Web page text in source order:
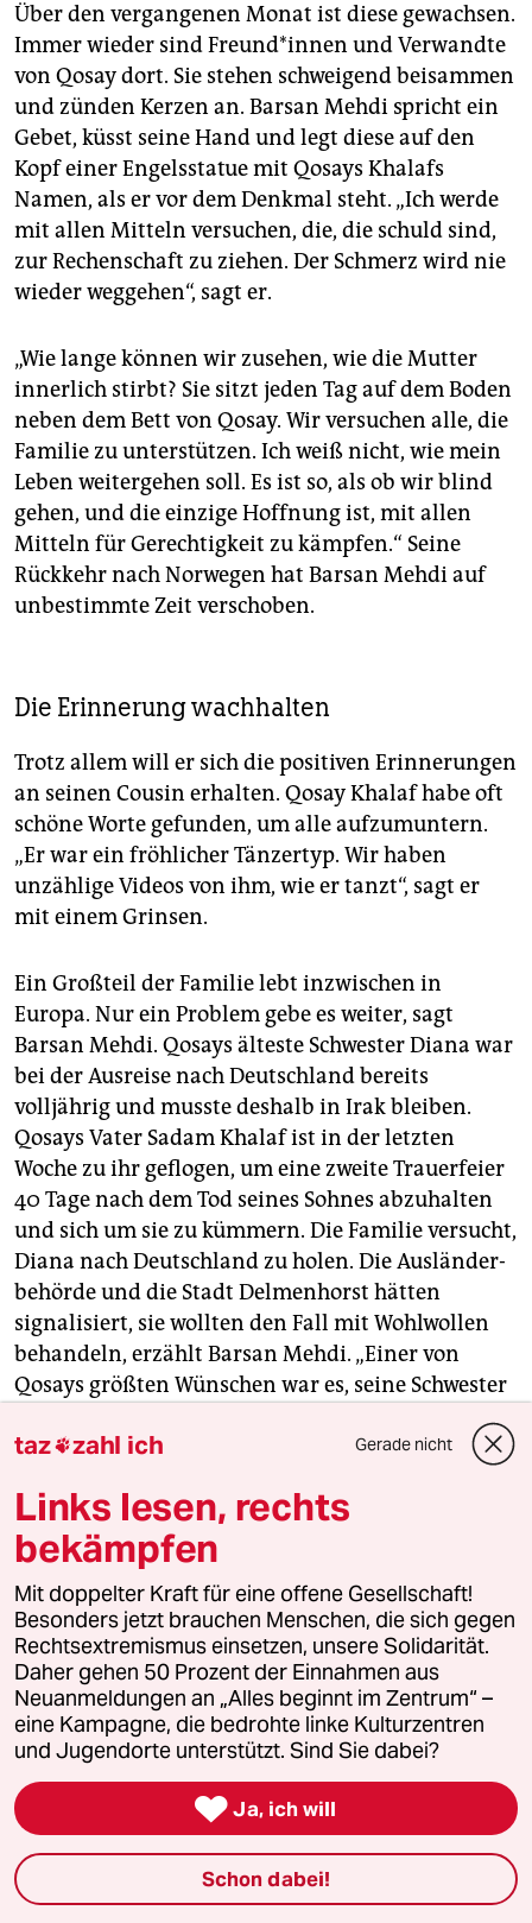
Über den vergangenen Monat ist diese gewachsen.
Immer wieder sind Freun­d*in­nen und Verwandte
von Qosay dort. Sie stehen schweigend beisammen
und zünden Kerzen an. Barsan Mehdi spricht ein
Gebet, küsst seine Hand und legt diese auf den
Kopf einer Engelsstatue mit Qosays Khalafs
Namen, als er vor dem Denkmal steht. „Ich werde
mit allen Mitteln versuchen, die, die schuld sind,
zur ­Rechenschaft zu ziehen. Der Schmerz wird nie
wieder weg­gehen“, sagt er.
„Wie lange können wir zusehen, wie die Mutter
innerlich stirbt? Sie sitzt jeden Tag auf dem Boden
neben dem Bett von Qosay. Wir versuchen alle, die
Familie zu unterstützen. Ich weiß nicht, wie mein
Leben weitergehen soll. Es ist so, als ob wir blind
gehen, und die einzige Hoffnung ist, mit allen
Mitteln für Gerechtigkeit zu kämpfen.“ Seine
Rückkehr nach Norwegen hat Barsan Mehdi auf
unbestimmte Zeit verschoben.
Die Erinnerung wachhalten
Trotz allem will er sich die positiven Erinnerungen
an seinen Cousin erhalten. Qosay Khalaf habe oft
schöne Worte gefunden, um alle aufzumuntern.
„Er war ein fröhlicher Tänzertyp. Wir haben
unzählige Videos von ihm, wie er tanzt“, sagt er
mit einem Grinsen.
Ein Großteil der Familie lebt inzwischen in
Europa. Nur ein Problem gebe es weiter, sagt
Barsan Mehdi. Qosays älteste Schwester Diana war
bei der Ausreise nach Deutschland bereits
volljährig und musste deshalb in Irak bleiben.
Qosays Vater Sadam Khalaf ist in der letzten
Woche zu ihr geflogen, um eine zweite Trauerfeier
40 Tage nach dem Tod seines Sohnes abzuhalten
und sich um sie zu kümmern. Die Familie versucht,
Diana nach Deutschland zu holen. Die Aus­länder­
behörde und die Stadt Delmenhorst hätten
signalisiert, sie wollten den Fall mit Wohlwollen
behandeln, erzählt Barsan Mehdi. „Einer von
Qosays größten Wünschen war es, seine Schwester
in diesem Leben noch einmal zu sehen. Aber leider
wird das nie wieder passieren.“
Die Engagierten stärken
Der drohende Erfolg der AfD bei den kommenden
Landtagswahlen zeigt, wie stark rechtsextreme
Kräfte inzwischen geworden sind. Gerade jetzt
braucht es Zusammenhalt und Solidarität. Auch
und vor allem mit den Menschen, die sich vor Ort
für eine starke Zivilgesellschaft einsetzen. Die taz
kooperiert deshalb mit "Alles beginnt im
Zentrum". Die Kampagne unterstützt bundesweit
linke, selbstverwaltete Orte und baut einen
solidarischen Fonds für deren Schutz und Erhalt
taz zahl ich Gerade nicht
Links lesen, rechts
bekämpfen
Mit doppelter Kraft für eine offene Gesellschaft!
Besonders jetzt brauchen Menschen, die sich gegen
Rechtsextremismus einsetzen, unsere Solidarität.
Daher gehen 50 Prozent der Einnahmen aus
Neuanmeldungen an „Alles beginnt im Zentrum“ –
eine Kampagne, die bedrohte linke Kulturzentren
und Jugendorte unterstützt. Sind Sie dabei?
 Ja, ich will
Schon dabei!